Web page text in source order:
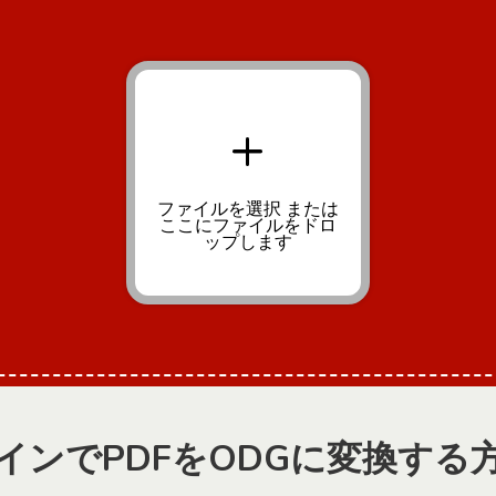
+
ファイルを選択 または
ここにファイルをドロ
ップします
ンでPDFをODGに変換する